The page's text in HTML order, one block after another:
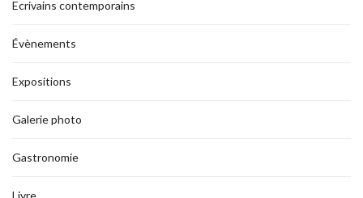
Ecrivains contemporains
Évènements
Expositions
Galerie photo
Gastronomie
Livre